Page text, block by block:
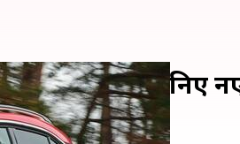
तक बढ़ी, जानिए